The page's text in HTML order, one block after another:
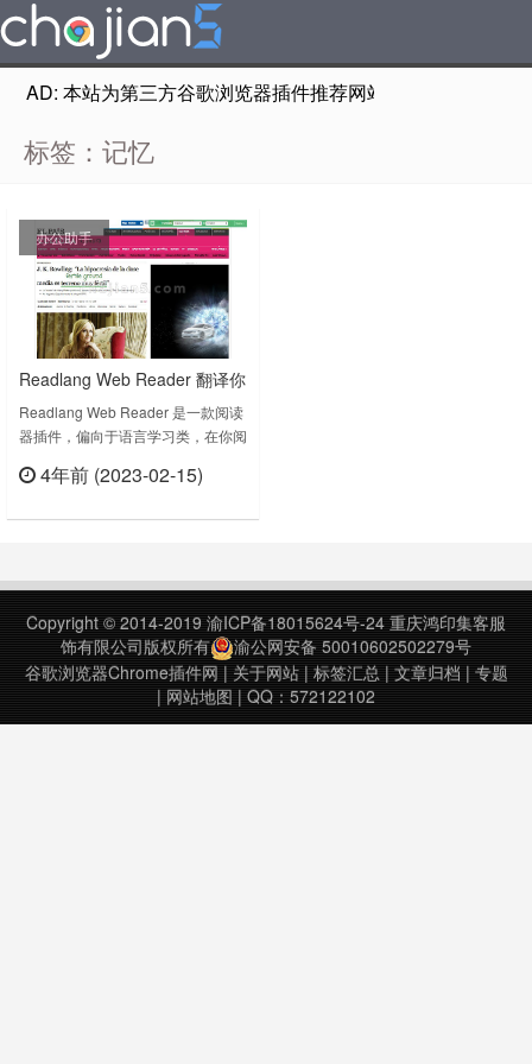
AD: 本站为第三方谷歌浏览器插件推荐网站，非Google
标签：记忆
办公助手
Readlang Web Reader 翻译你
不理解的网页内容 并为你创建
抽认卡和单词列表
Readlang Web Reader 是一款阅读
器插件，偏向于语言学习类，在你阅
子，然后会自动创建单词抽认卡和单
Readlang Web Reader v0.7.1.0上
4年前 (2023-02-15)
Copyright © 2014-2019 渝ICP备18015624号-24 重庆鸿印集客服
饰有限公司版权所有
渝公网安备 50010602502279号
谷歌浏览器Chrome插件网 | 关于网站| 标签汇总| 文章归档 | 专题
| 网站地图 | QQ：572122102